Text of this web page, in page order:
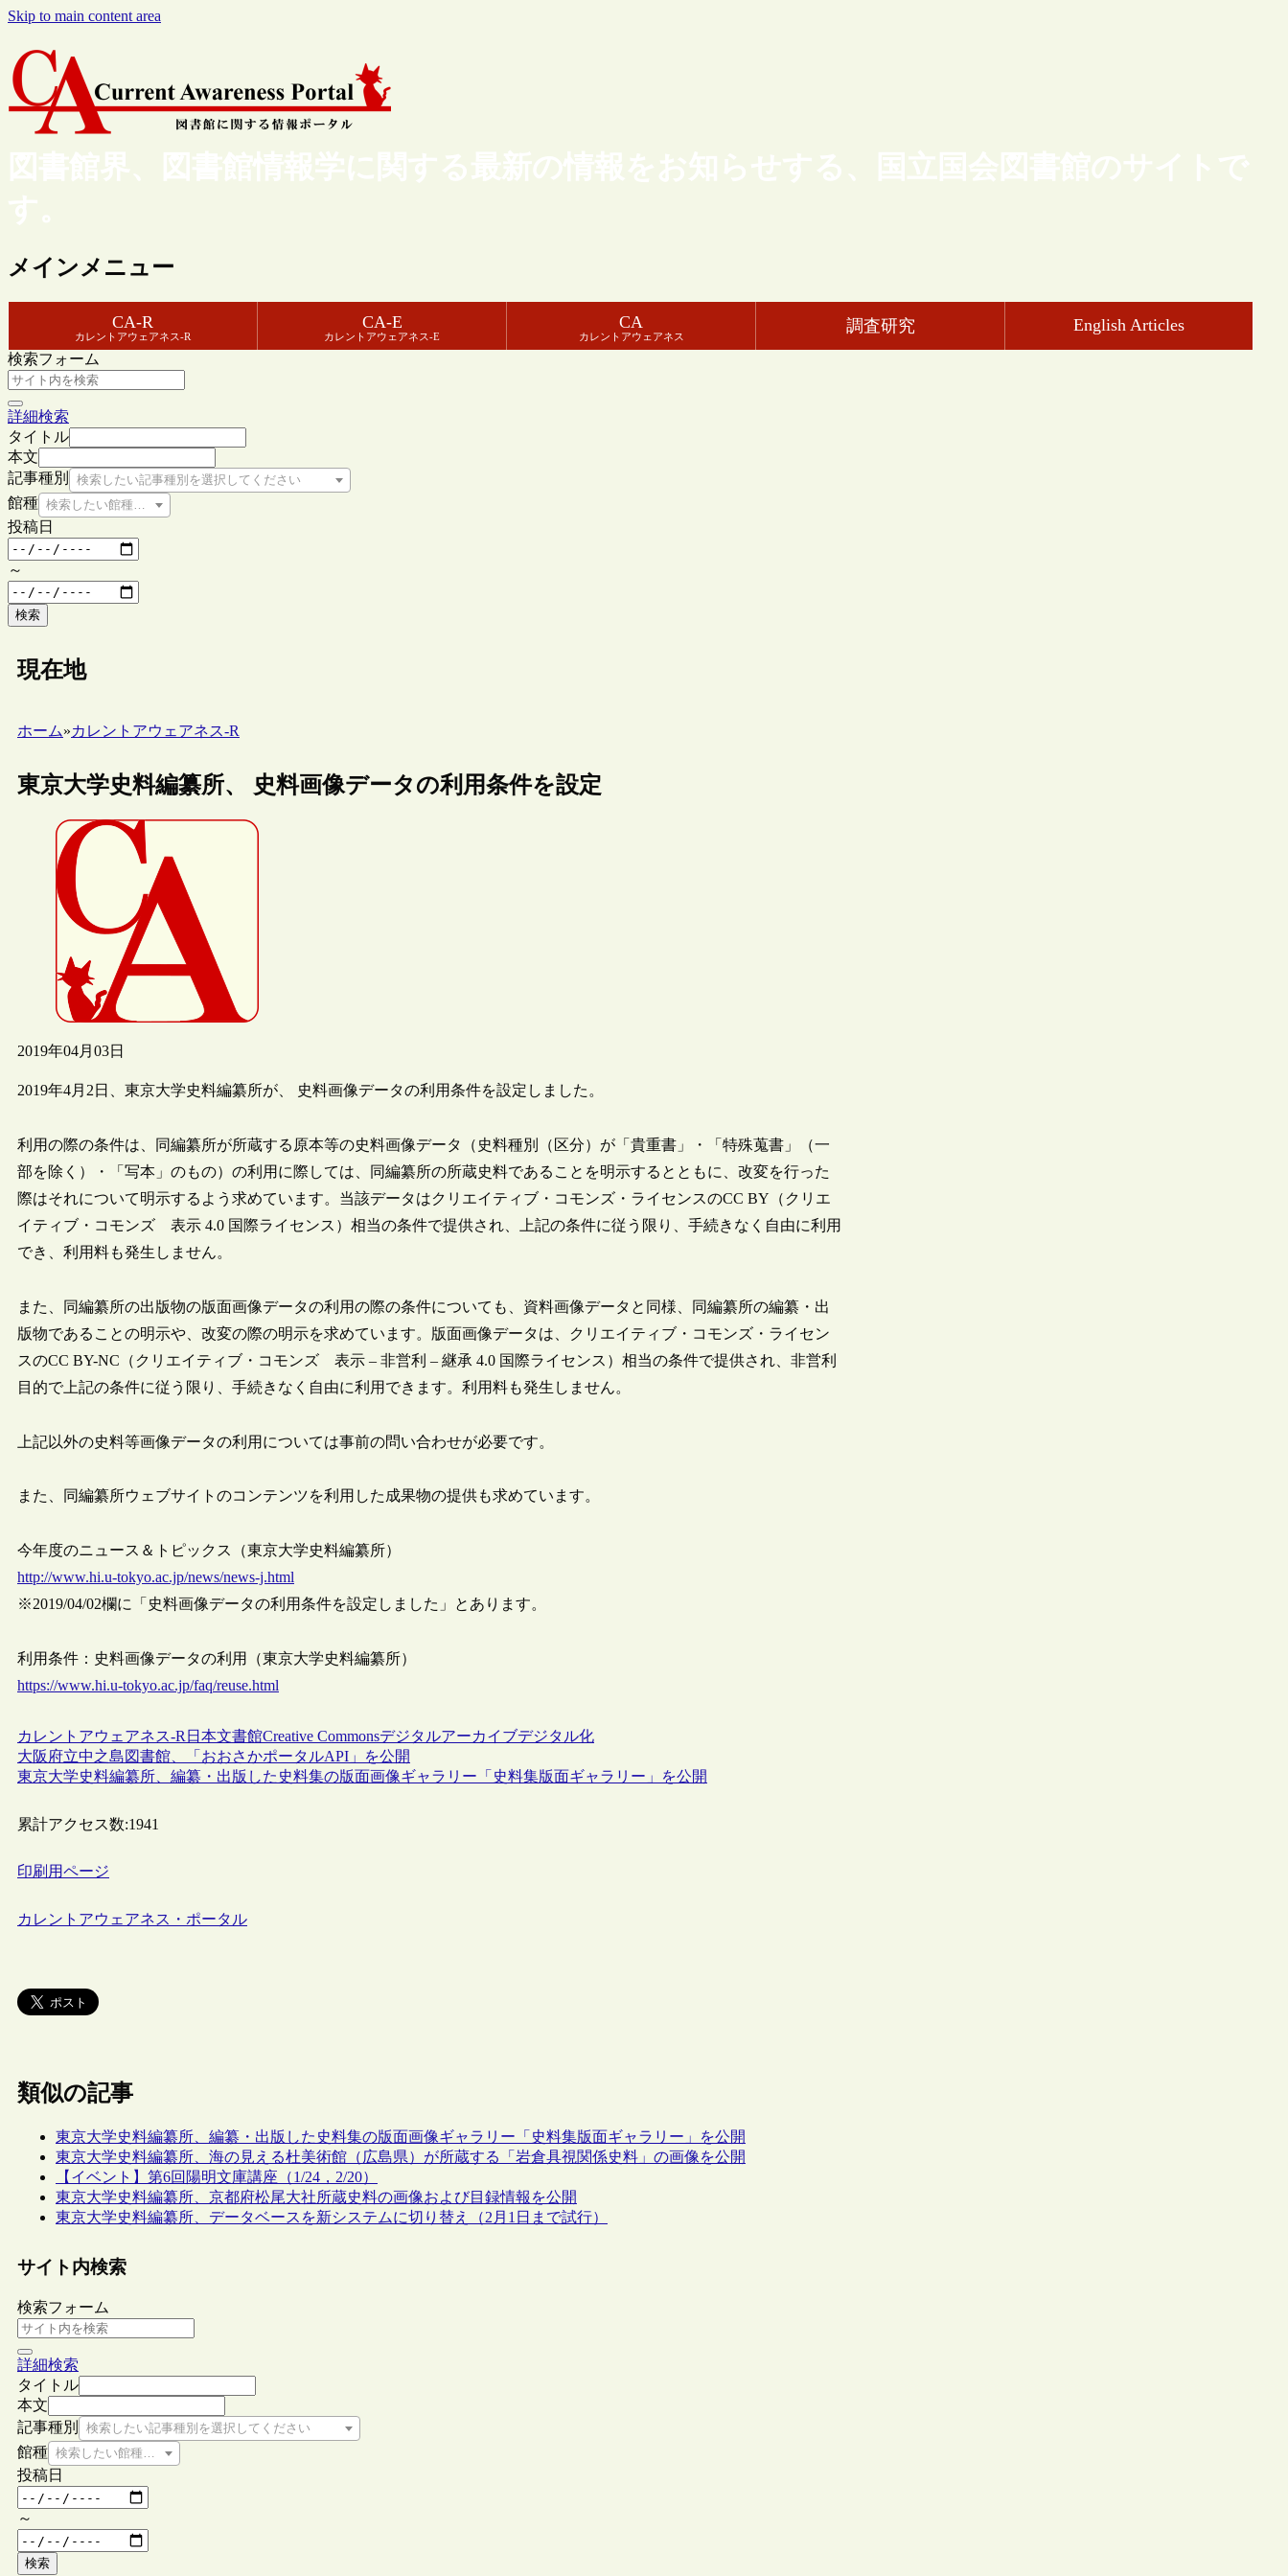
Skip to main content area
図書館界、図書館情報学に関する最新の情報をお知らせする、国立国会図書館のサイトで
す。
メインメニュー
CA-R
カレントアウェアネス-R
CA-E
カレントアウェアネス-E
CA
カレントアウェアネス
調査研究 English Articles
検索フォーム
詳細検索
タイトル
本文
記事種別
検索したい記事種別を選択してください
館種 検索したい館種を選択してください
投稿日
～
検索
現在地
ホーム»カレントアウェアネス-R
東京大学史料編纂所、 史料画像データの利用条件を設定
2019年04月03日
2019年4月2日、東京大学史料編纂所が、 史料画像データの利用条件を設定しました。
利用の際の条件は、同編纂所が所蔵する原本等の史料画像データ（史料種別（区分）が「貴重書」・「特殊蒐書」（一
部を除く）・「写本」のもの）の利用に際しては、同編纂所の所蔵史料であることを明示するとともに、改変を行った
際はそれについて明示するよう求めています。当該データはクリエイティブ・コモンズ・ライセンスのCC BY（クリエ
イティブ・コモンズ 表示 4.0 国際ライセンス）相当の条件で提供され、上記の条件に従う限り、手続きなく自由に利用
でき、利用料も発生しません。
また、同編纂所の出版物の版面画像データの利用の際の条件についても、資料画像データと同様、同編纂所の編纂・出
版物であることの明示や、改変の際の明示を求めています。版面画像データは、クリエイティブ・コモンズ・ライセン
スのCC BY-NC（クリエイティブ・コモンズ 表示 – 非営利 – 継承 4.0 国際ライセンス）相当の条件で提供され、非営利
目的で上記の条件に従う限り、手続きなく自由に利用できます。利用料も発生しません。
上記以外の史料等画像データの利用については事前の問い合わせが必要です。
また、同編纂所ウェブサイトのコンテンツを利用した成果物の提供も求めています。
今年度のニュース＆トピックス（東京大学史料編纂所）
http://www.hi.u-tokyo.ac.jp/news/news-j.html
※2019/04/02欄に「史料画像データの利用条件を設定しました」とあります。
利用条件：史料画像データの利用（東京大学史料編纂所）
https://www.hi.u-tokyo.ac.jp/faq/reuse.html
カレントアウェアネス-R 日本文書館Creative Commonsデジタルアーカイブデジタル化
大阪府立中之島図書館、「おおさかポータルAPI」を公開
東京大学史料編纂所、編纂・出版した史料集の版面画像ギャラリー「史料集版面ギャラリー」を公開
累計アクセス数:1941
印刷用ページ
カレントアウェアネス・ポータル
類似の記事
東京大学史料編纂所、編纂・出版した史料集の版面画像ギャラリー「史料集版面ギャラリー」を公開
東京大学史料編纂所、海の見える杜美術館（広島県）が所蔵する「岩倉具視関係史料」の画像を公開
【イベント】第6回陽明文庫講座（1/24，2/20）
東京大学史料編纂所、京都府松尾大社所蔵史料の画像および目録情報を公開
東京大学史料編纂所、データベースを新システムに切り替え（2月1日まで試行）
サイト内検索
検索フォーム
詳細検索
タイトル
本文
記事種別
検索したい記事種別を選択してください
館種 検索したい館種を選択してください
投稿日
～
検索